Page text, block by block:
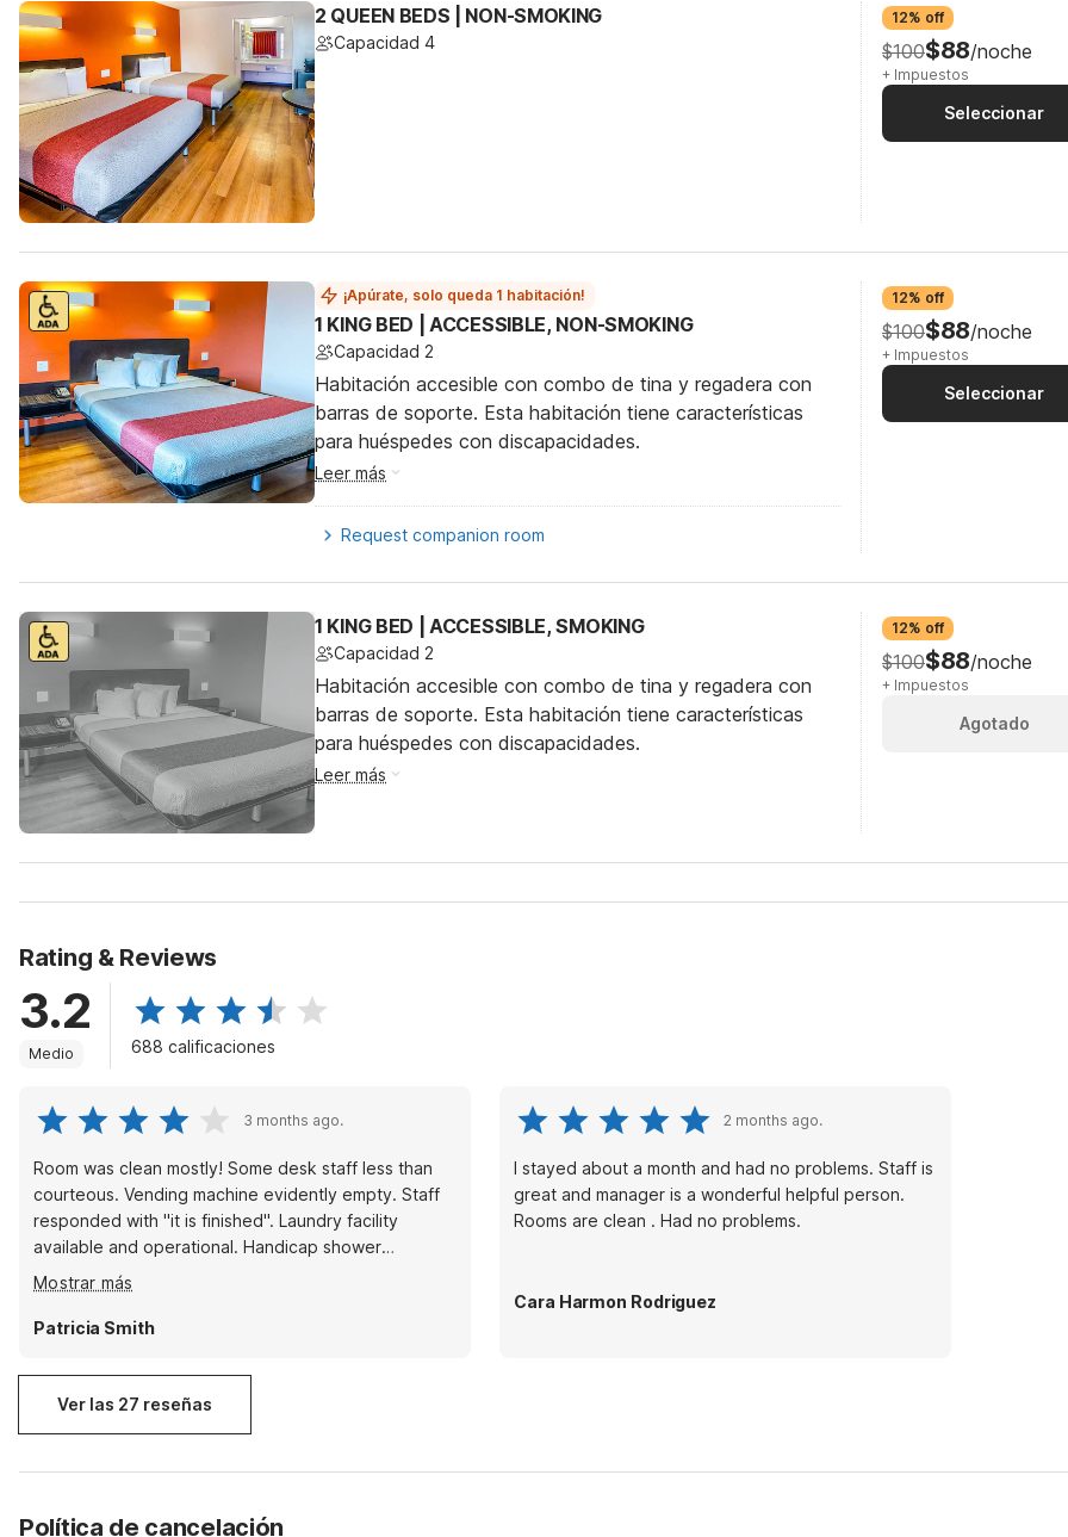
2 QUEEN BEDS | NON-SMOKING
Capacidad 4
12% off
$100$88/noche
+ Impuestos
Seleccionar
¡Apúrate, solo queda 1 habitación!
1 KING BED | ACCESSIBLE, NON-SMOKING
Capacidad 2
Habitación accesible con combo de tina y regadera con
barras de soporte. Esta habitación tiene características
para huéspedes con discapacidades.
Leer más
Request companion room
12% off
$100$88/noche
+ Impuestos
Seleccionar
1 KING BED | ACCESSIBLE, SMOKING
Capacidad 2
Habitación accesible con combo de tina y regadera con
barras de soporte. Esta habitación tiene características
para huéspedes con discapacidades.
Leer más
12% off
$100$88/noche
+ Impuestos
Agotado
Rating & Reviews
3.2
Medio 688 calificaciones
3 months ago.
Room was clean mostly! Some desk staff less than
courteous. Vending machine evidently empty. Staff
responded with "it is finished". Laundry facility
available and operational. Handicap shower
adequate. Bed comfortable.
Mostrar más
Patricia Smith
2 months ago.
I stayed about a month and had no problems. Staff is
great and manager is a wonderful helpful person.
Rooms are clean . Had no problems.
Cara Harmon Rodriguez
Ver las 27 reseñas
Política de cancelación